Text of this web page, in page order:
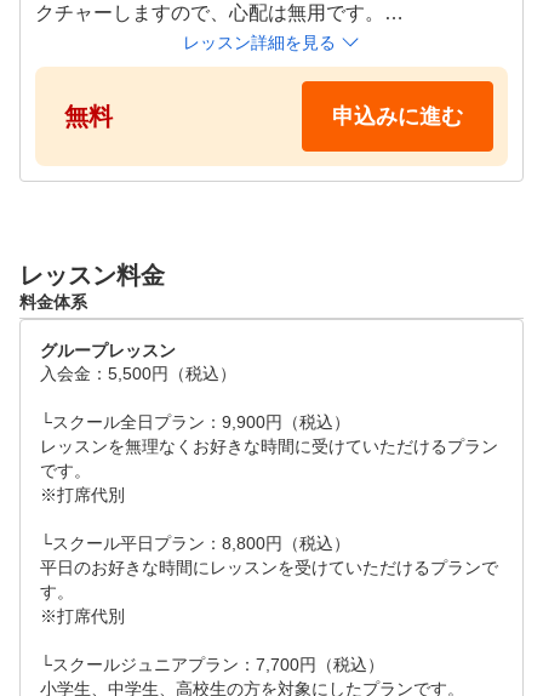
クチャーしますので、心配は無用です。
通常のレッスンに参加できますので雰囲気を味わえま
す。
●レッスンタイムスケジュール(各60分)
平日　10:00～20:00
土日祝　10:00～20:00
レッスン詳細を見る
無料 申込みに進む
レッスン料金
料金体系
グループレッスン
入会金：5,500円（税込）
└スクール全日プラン：9,900円（税込）
レッスンを無理なくお好きな時間に受けていただけるプラン
です。
※打席代別
└スクール平日プラン：8,800円（税込）
平日のお好きな時間にレッスンを受けていただけるプランで
す。
※打席代別
└スクールジュニアプラン：7,700円（税込）
小学生、中学生、高校生の方を対象にしたプランです。